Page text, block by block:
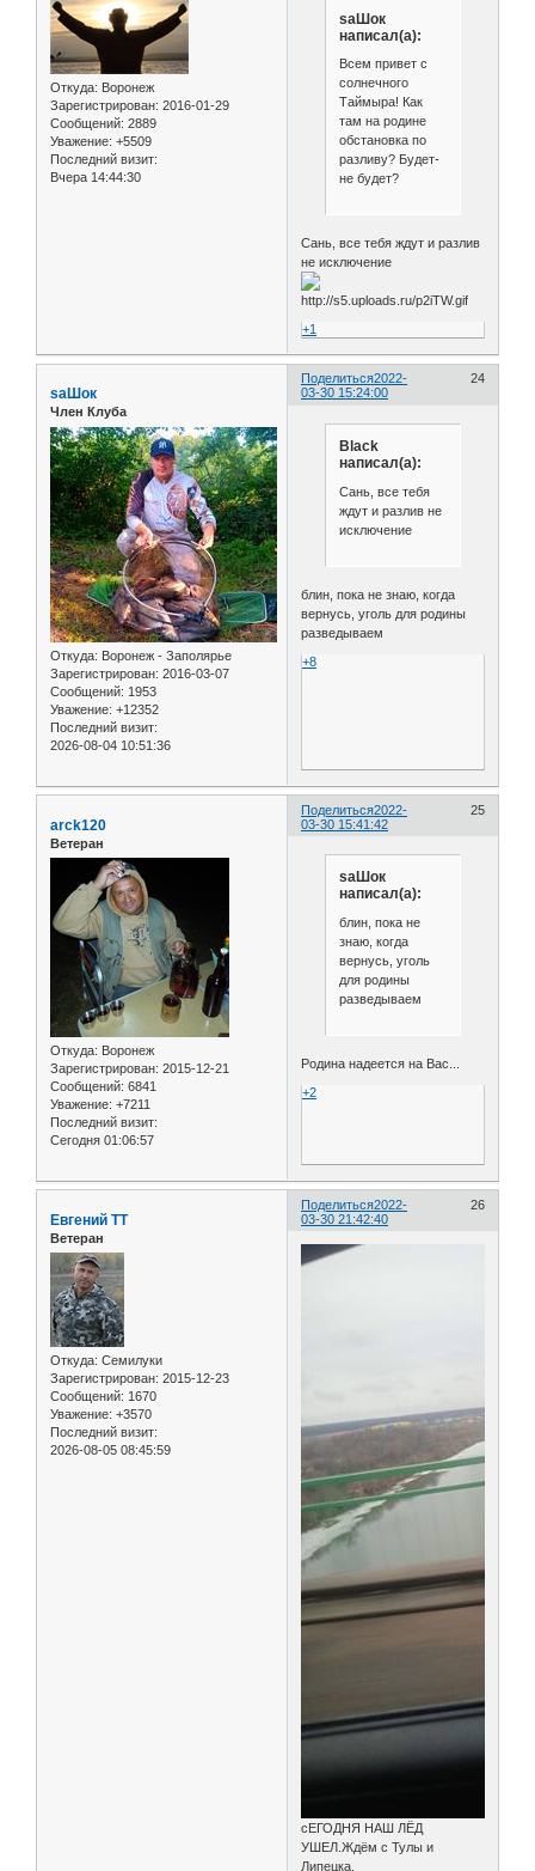
Откуда: Воронеж
Зарегистрирован: 2016-01-29
Сообщений: 2889
Уважение: +5509
Последний визит:
Вчера 14:44:30
saШок
написал(а):
Всем привет с
солнечного
Таймыра! Как
там на родине
обстановка по
разливу? Будет-
не будет?
Сань, все тебя ждут и разлив
не исключение
+1
Поделиться 24
2022-
03-30 15:24:00
saШок
Член Клуба
Откуда: Воронеж - Заполярье
Зарегистрирован: 2016-03-07
Сообщений: 1953
Уважение: +12352
Последний визит:
2026-08-04 10:51:36
Black
написал(а):
Сань, все тебя
ждут и разлив не
исключение
блин, пока не знаю, когда
вернусь, уголь для родины
разведываем
+8
Поделиться 25
2022-
03-30 15:41:42
arck120
Ветеран
Откуда: Воронеж
Зарегистрирован: 2015-12-21
Сообщений: 6841
Уважение: +7211
Последний визит:
Сегодня 01:06:57
saШок
написал(а):
блин, пока не
знаю, когда
вернусь, уголь
для родины
разведываем
Родина надеется на Вас...
+2
Поделиться 26
2022-
03-30 21:42:40
Евгений ТТ
Ветеран
Откуда: Семилуки
Зарегистрирован: 2015-12-23
Сообщений: 1670
Уважение: +3570
Последний визит:
2026-08-05 08:45:59
сЕГОДНЯ НАШ ЛЁД
УШЕЛ.Ждём с Тулы и
Липецка.